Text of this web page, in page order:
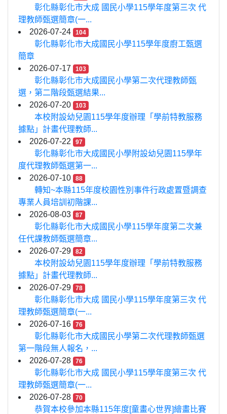
彰化縣彰化市大成 國民小學115學年度第三次 代
理教師甄選簡章(一...
2026-07-24
104
彰化縣彰化市大成國民小學115學年度廚工甄選
簡章
2026-07-17
103
彰化縣彰化市大成國民小學第二次代理教師甄
選，第二階段甄選結果...
2026-07-20
103
本校附設幼兒園115學年度辦理「學前特教服務
據點」計畫代理教師...
2026-07-22
97
彰化縣彰化市大成國民小學附設幼兒園115學年
度代理教師甄選第一...
2026-07-10
88
轉知~本縣115年度校園性別事件行政處置暨調查
專業人員培訓初階課...
2026-08-03
87
彰化縣彰化市大成國民小學115學年度第二次兼
任代課教師甄選簡章...
2026-07-29
82
本校附設幼兒園115學年度辦理「學前特教服務
據點」計畫代理教師...
2026-07-29
78
彰化縣彰化市大成 國民小學115學年度第三次 代
理教師甄選簡章(一...
2026-07-16
76
彰化縣彰化市大成國民小學第二次代理教師甄選
第一階段無人報名，...
2026-07-28
76
彰化縣彰化市大成 國民小學115學年度第三次 代
理教師甄選簡章(一...
2026-07-28
70
恭賀本校參加本縣115年度[童畫心世界]繪畫比賽